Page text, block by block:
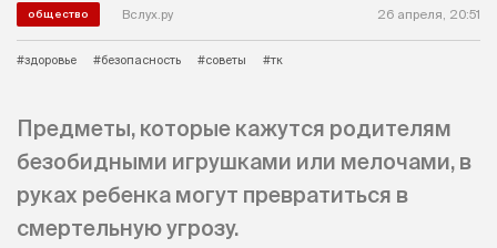
общество Вслух.ру 26 апреля, 20:51
#здоровье #безопасность #советы #тк
Предметы, которые кажутся родителям
безобидными игрушками или мелочами, в
руках ребенка могут превратиться в
смертельную угрозу.